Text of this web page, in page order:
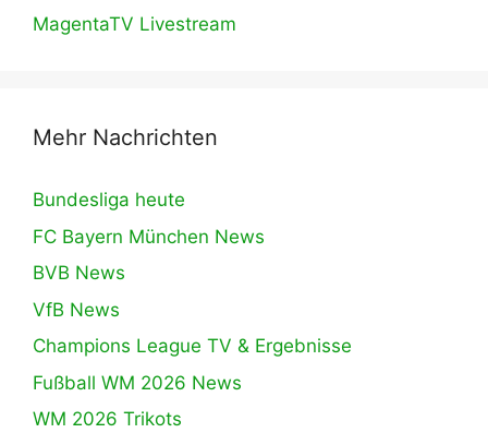
MagentaTV Livestream
Mehr Nachrichten
Bundesliga heute
FC Bayern München News
BVB News
VfB News
Champions League TV & Ergebnisse
Fußball WM 2026 News
WM 2026 Trikots